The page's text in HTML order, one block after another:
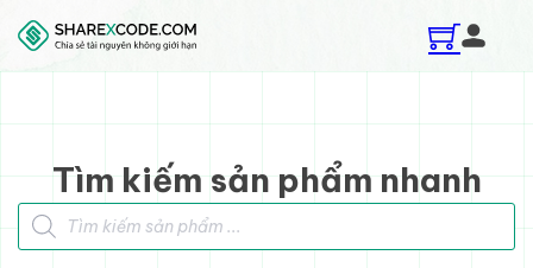
Skip to main content
Skip to footer
Tìm kiếm sản phẩm nhanh
Tìm kiếm sản phẩm